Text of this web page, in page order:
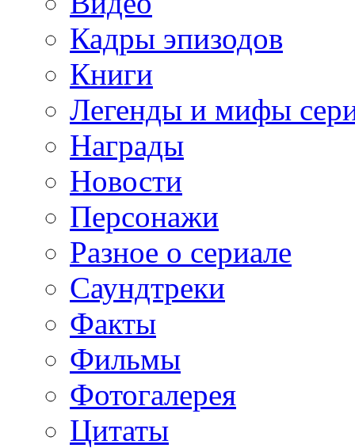
Кадры эпизодов
Книги
Легенды и мифы
Награды
Новости
Персонажи
Разное о сериале
Саундтреки
Факты
Фильмы
Фотогалерея
Цитаты